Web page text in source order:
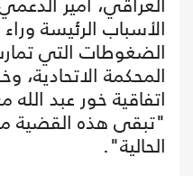
الأسباب الرئيسة
الضغوطات التي
المحكمة
اتفاقية خور عبد
"تبقى هذه القضية
الحالية".